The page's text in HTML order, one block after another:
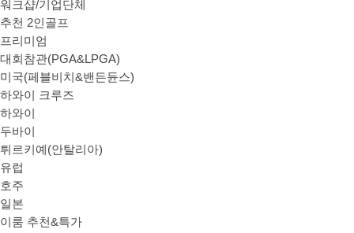
워크샵/기업단체
추천 2인골프
프리미엄
대회참관(PGA&LPGA)
미국(페블비치&밴든듄스)
하와이 크루즈
하와이
두바이
튀르키예(안탈리아)
유럽
호주
일본
이룸 추천&특가